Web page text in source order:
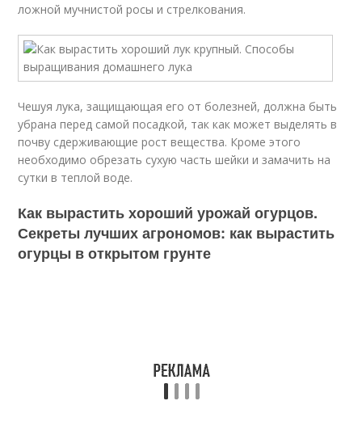
ложной мучнистой росы и стрелкования.
Чешуя лука, защищающая его от болезней, должна быть
убрана перед самой посадкой, так как может выделять в
почву сдерживающие рост вещества. Кроме этого
необходимо обрезать сухую часть шейки и замачить на
сутки в теплой воде.
Как вырастить хороший урожай огурцов.
Секреты лучших агрономов: как вырастить
огурцы в открытом грунте